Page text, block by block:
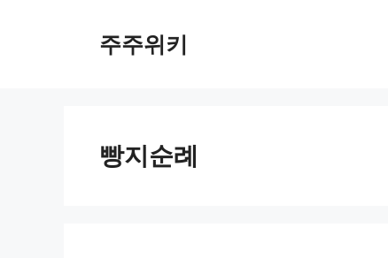
주주위키
빵지순례